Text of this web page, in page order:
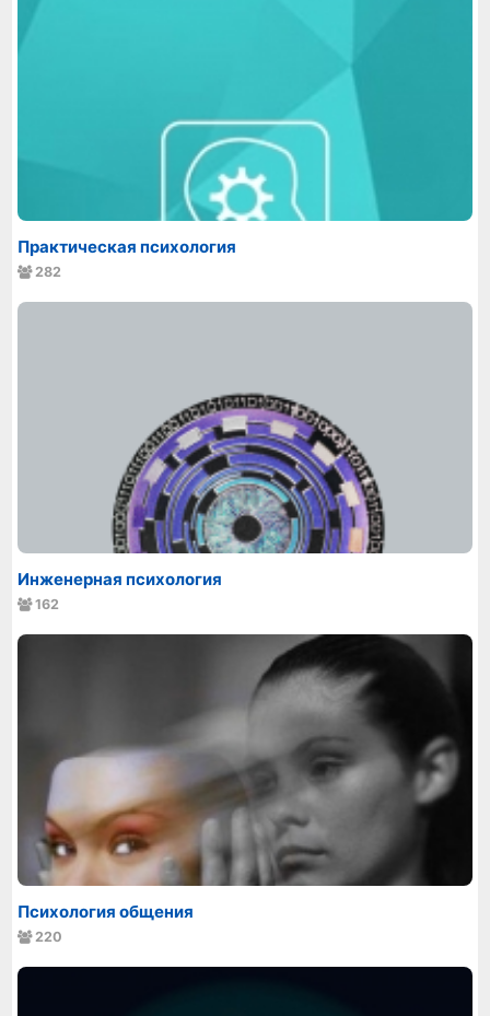
Практическая психология
282
Инженерная психология
162
Психология общения
220